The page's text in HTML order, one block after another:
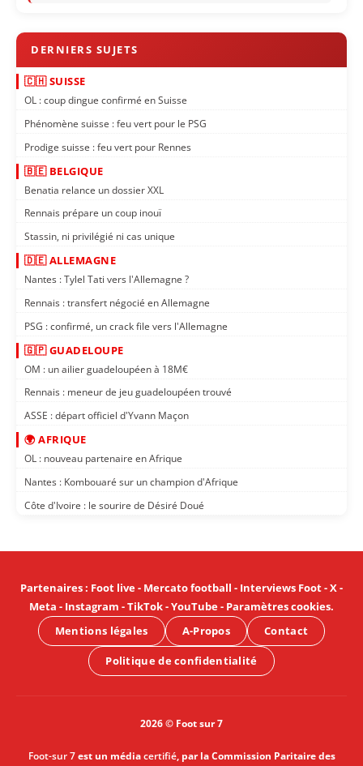
🇨🇭 SUISSE
OL : coup dingue confirmé en Suisse
Phénomène suisse : feu vert pour le PSG
Prodige suisse : feu vert pour Rennes
🇧🇪 BELGIQUE
Benatia relance un dossier XXL
Rennais prépare un coup inouï
Stassin, ni privilégié ni cas unique
🇩🇪 ALLEMAGNE
Nantes : Tylel Tati vers l'Allemagne ?
Rennais : transfert négocié en Allemagne
PSG : confirmé, un crack file vers l'Allemagne
🇬🇵 GUADELOUPE
OM : un ailier guadeloupéen à 18M€
Rennais : meneur de jeu guadeloupéen trouvé
ASSE : départ officiel d'Yvann Maçon
🌍 AFRIQUE
OL : nouveau partenaire en Afrique
Nantes : Kombouaré sur un champion d'Afrique
Côte d'Ivoire : le sourire de Désiré Doué
Partenaires: Foot live- Mercato football - Interviews Foot-X-
Meta - Instagram -TikTok-YouTube- Paramètres cookies.
Mentions légales
A-Propos Contact
Politique de confidentialité
2026 © Foot sur 7
Foot-sur 7est un médiacertifié, par la Commission Paritaire des